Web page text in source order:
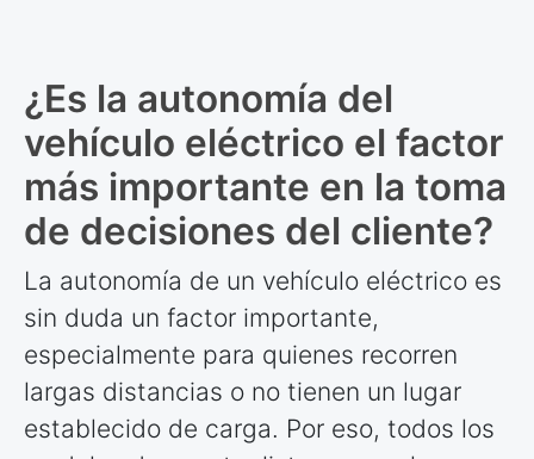
¿Es la autonomía del
vehículo eléctrico el factor
más importante en la toma
de decisiones del cliente?
La autonomía de un vehículo eléctrico es
sin duda un factor importante,
especialmente para quienes recorren
largas distancias o no tienen un lugar
establecido de carga. Por eso, todos los